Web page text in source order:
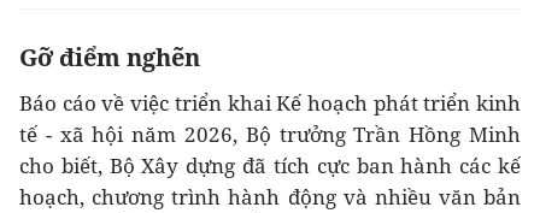
Gỡ điểm nghẽn
Báo cáo về việc triển khai Kế hoạch phát triển kinh
tế - xã hội năm 2026, Bộ trưởng Trần Hồng Minh
cho biết, Bộ Xây dựng đã tích cực ban hành các kế
hoạch, chương trình hành động và nhiều văn bản